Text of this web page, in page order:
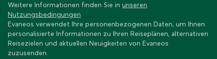
Weitere Informationen finden Sie in unseren
Nutzungsbedingungen
Evaneos verwendet Ihre personenbezogenen Daten, um Ihnen
personalisierte Informationen zu Ihren Reiseplänen, alternativen
Reisezielen und aktuellen Neuigkeiten von Evaneos
zuzusenden.